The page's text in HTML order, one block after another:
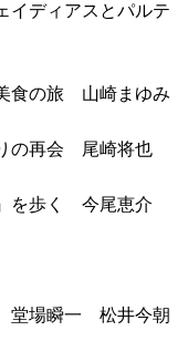
イディアスとパルテ
食の旅 山崎まゆみ
の再会 尾崎将也
を歩く 今尾恵介
場瞬一 松井今朝